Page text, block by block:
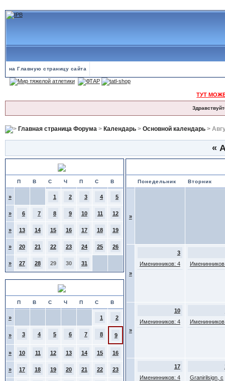
на Главную страницу сайта
ТУТ
Главная страница Форума> Календарь> Основной календарь>
«
П В С Ч П С В
» 1 2 3 4 5
» 6 7 8 9 10 11 12
» 13 14 15 16 17 18 19
» 20 21 22 23 24 25 26
» 27 28 29 30 31
П В С Ч П С В
» 1 2
» 3 4 5 6 7 8 9
» 10 11 12 13 14 15 16
» 17 18 19 20 21 22 23
Понедельник Вторник
»
»
3
Именинников: 4
»
10
Именинников: 4
17
Именинников: 4
Granirilsign, с